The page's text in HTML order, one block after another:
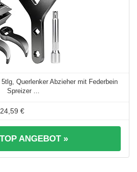
Querlenker Abzieher mit Federbein
Spreizer ...
24,59 €
ANGEBOT »